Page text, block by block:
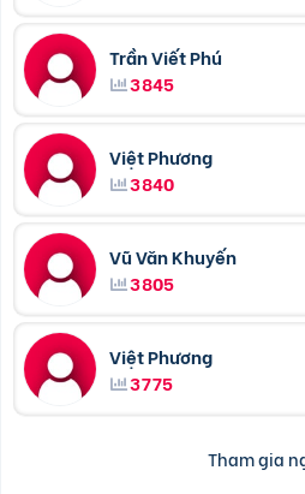
Trần Viết Phú
3845
Việt Phương
3840
Vũ Văn Khuyến
3805
Việt Phương
3775
Tham gia